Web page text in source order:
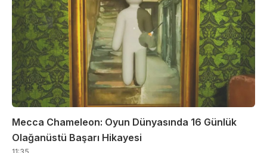
Mecca Chameleon: Oyun Dünyasında 16 Günlük
Olağanüstü Başarı Hikayesi
11:35